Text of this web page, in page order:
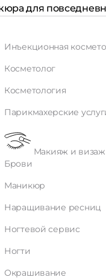
для
Инъекционная
Косметолог
Косметология
Парикмахерские
Макияж и визаж
Брови
Маникюр
Наращивание ресниц
Ногтевой сервис
Ногти
Окрашивание